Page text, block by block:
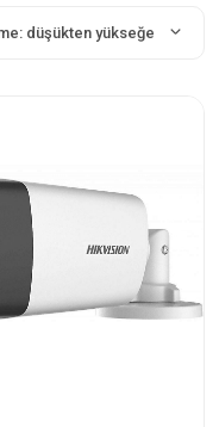
düşükten yükseğe